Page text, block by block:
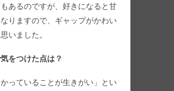
あるのですが、好きになると甘
りますので、ギャップがかわい
いました。
をつけた点は？
っていることが生きがい」とい